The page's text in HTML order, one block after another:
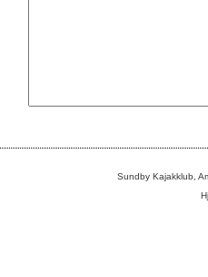
Sundby Kajakklub,